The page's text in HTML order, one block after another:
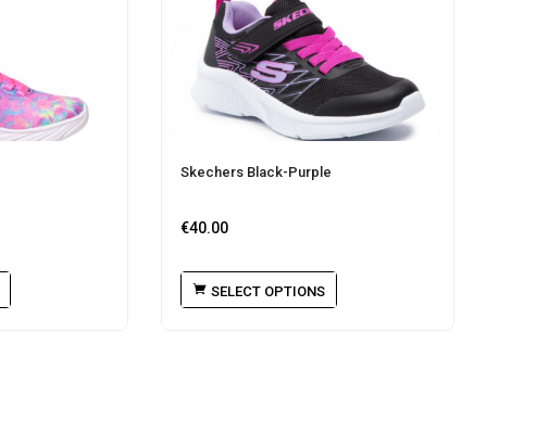
Skechers Black-Purple
€40.00
SELECT OPTIONS